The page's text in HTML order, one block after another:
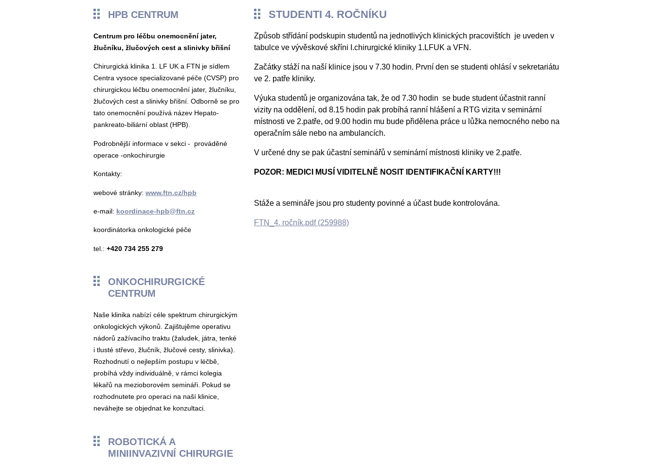
HPB CENTRUM
Centrum pro léčbu onemocnění jater,
žlučníku, žlučových cest a slinivky břišní
Chirurgická klinika 1. LF UK a FTN je sídlem
Centra vysoce specializované péče (CVSP) pro
chirurgickou léčbu onemocnění jater, žlučníku,
žlučových cest a slinivky břišní. Odborně se pro
tato onemocnění používá název Hepato-
pankreato-biliární oblast (HPB).
Podrobnější informace v sekci - prováděné
operace -onkochirurgie
Kontakty:
webové stránky: www.ftn.cz/hpb
e-mail: koordinace-hpb@ftn.cz
koordinátorka onkologické péče
tel.: +420 734 255 279
ONKOCHIRURGICKÉ
CENTRUM
Naše klinika nabízí céle spektrum chirurgickým
onkologických výkonů. Zajištujěme operativu
nádorů zažívacího traktu (žaludek, játra, tenké
i tlusté střevo, žlučník, žlučové cesty, slinivka).
Rozhodnutí o nejlepším postupu v léčbě,
probíhá vždy individuálně, v rámci kolegia
lékařů na mezioborovém semináři. Pokud se
rozhodnutete pro operaci na naší klinice,
neváhejte se objednat ke konzultaci.
ROBOTICKÁ A
MINIINVAZIVNÍ CHIRURGIE
STUDENTI 4. ROČNÍKU
Způsob střídání podskupin studentů na jednotlivých klinických pracovištích je uveden v
tabulce ve vývěskové skříni I.chirurgické kliniky 1.LFUK a VFN.
Začátky stáží na naší klinice jsou v 7.30 hodin. První den se studenti ohlásí v sekretariátu
ve 2. patře kliniky.
Výuka studentů je organizována tak, že od 7.30 hodin se bude student účastnit ranní
vizity na oddělení, od 8.15 hodin pak probíhá ranní hlášení a RTG vizita v seminární
místnosti ve 2.patře, od 9.00 hodin mu bude přidělena práce u lůžka nemocného nebo na
operačním sále nebo na ambulancích.
V určené dny se pak účastní seminářů v seminární místnosti kliniky ve 2.patře.
POZOR: MEDICI MUSÍ VIDITELNĚ NOSIT IDENTIFIKAČNÍ KARTY!!!
Stáže a semináře jsou pro studenty povinné a účast bude kontrolována.
FTN_4. ročník.pdf (259988)